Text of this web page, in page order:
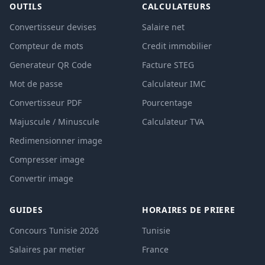
OUTILS
Convertisseur devises
Compteur de mots
Generateur QR Code
Mot de passe
Convertisseur PDF
Majuscule / Minuscule
Redimensionner image
Compresser image
Convertir image
CALCULATEURS
Salaire net
Credit immobilier
Facture STEG
Calculateur IMC
Pourcentage
Calculateur TVA
GUIDES
Concours Tunisie 2026
Salaires par metier
HORAIRES DE PRIERE
Tunisie
France